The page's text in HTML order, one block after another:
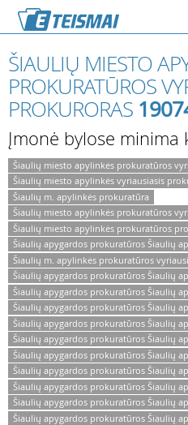
ŠIAULIŲ MIESTO
PROKURATŪROS
PROKURORAS
Įmonė bylose minima
Šiaulių miesto apylinkės prokuratūros
Šiaulių miesto apylinkės vyriausiasis
Šiaulių m. apylinkės prokuratūra
Šiaulių miesto apylinkės prokuratūros
Šiaulių miesto apylinkės prokuratūros
Šiaulių apygardos prokuratūros Šiaulių
Šiaulių m. apylinkės prokuratūros
Šiaulių apygardos prokuratūros Šiaulių
Šiaulių apygardos prokuratūros Šiaulių
Šiaulių apygardos prokuratūros Šiaulių
Šiaulių apygardos prokuratūros Šiaulių
Šiaulių apygardos prokuratūros Šiaulių
Šiaulių apygardos prokuratūros Šiaulių
Šiaulių apygardos prokuratūros Šiaulių
Šiaulių apygardos prokuratūros Šiaulių
Šiaulių apygardos prokuratūros Šiaulių
Šiaulių apygardos prokuratūros Šiaulių